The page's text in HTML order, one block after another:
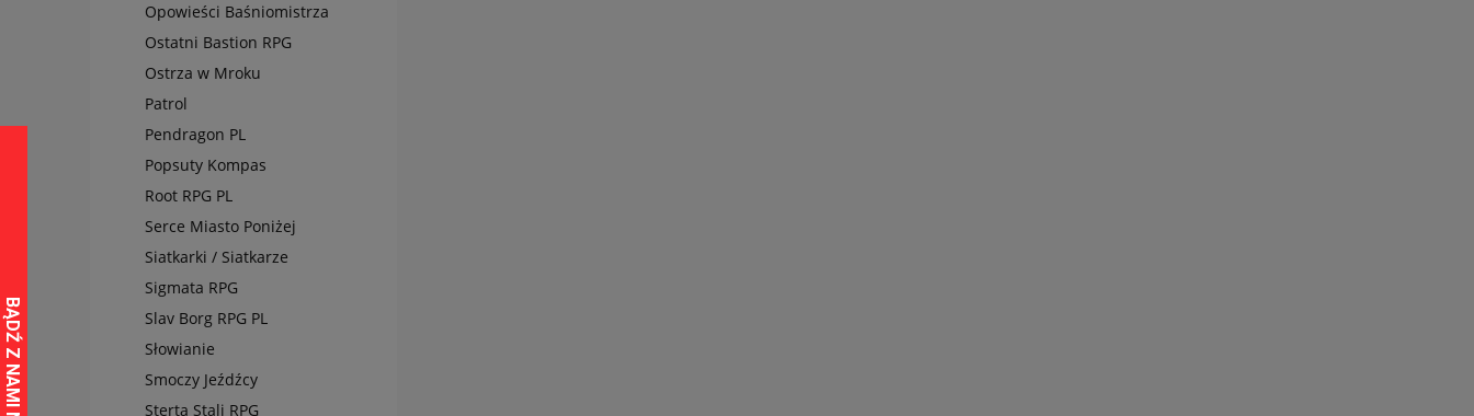
Opowieści Baśniomistrza
Ostatni Bastion RPG
Ostrza w Mroku
Patrol
Pendragon PL
Popsuty Kompas
Root RPG PL
Serce Miasto Poniżej
Siatkarki / Siatkarze
Sigmata RPG
Slav Borg RPG PL
Słowianie
Smoczy Jeźdźcy
Sterta Stali RPG